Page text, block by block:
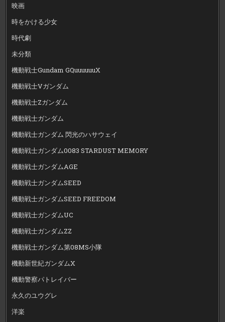
映画
時をかける少女
時代劇
未分類
機動戦士Gundam GQuuuuuuX
機動戦士Vガンダム
機動戦士Zガンダム
機動戦士ガンダム
機動戦士ガンダム 閃光のハサウェイ
機動戦士ガンダム0083 STARDUST MEMORY
機動戦士ガンダムAGE
機動戦士ガンダムSEED
機動戦士ガンダムSEED FREEDOM
機動戦士ガンダムUC
機動戦士ガンダムZZ
機動戦士ガンダム第08MS小隊
機動新世紀ガンダムX
機動警察パトレイバー
永久のユウグレ
洋楽